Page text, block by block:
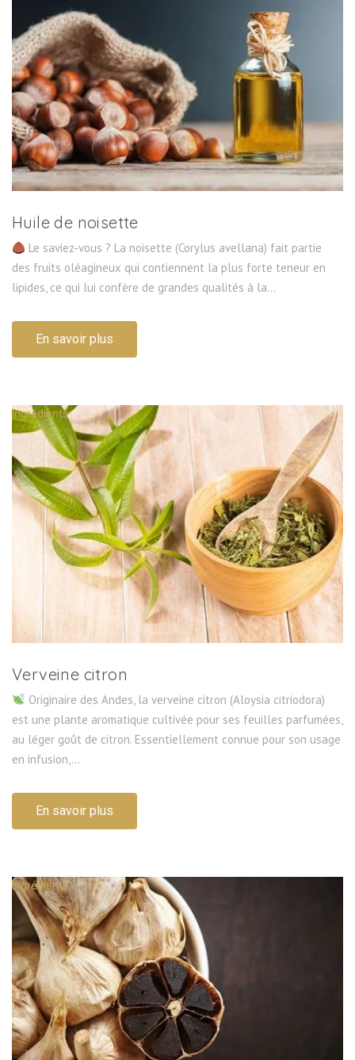
Huile de noisette
Le saviez-vous ? La noisette (Corylus avellana) fait partie
des fruits oléagineux qui contiennent la plus forte teneur en
lipides, ce qui lui confère de grandes qualités à la...
En savoir plus
Ingrédients
Verveine citron
Originaire des Andes, la verveine citron (Aloysia citriodora)
est une plante aromatique cultivée pour ses feuilles parfumées,
au léger goût de citron. Essentiellement connue pour son usage
en infusion,...
En savoir plus
Ingrédients